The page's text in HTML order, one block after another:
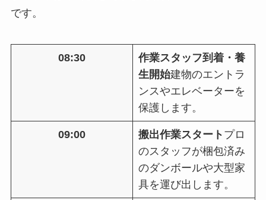
です。
08:30
作業スタッフ到着・養
生開始建物のエントラ
ンスやエレベーターを
保護します。
09:00 搬出作業スタート プロ
のスタッフが梱包済み
のダンボールや大型家
具を運び出します。